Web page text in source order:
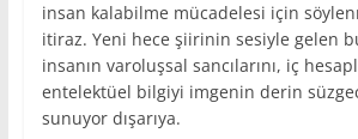
insan kalabilme mücadelesi için
itiraz. Yeni hece şiirinin sesiyle gelen
insanın varoluşsal sancılarını, iç
entelektüel bilgiyi imgenin derin
sunuyor dışarıya.